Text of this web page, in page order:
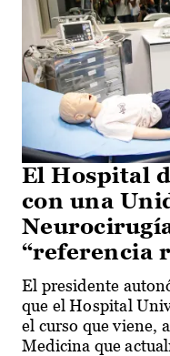
El Hospital
con una
“referencia
El presidente
que el Hospital
el curso que viene,
Medicina que